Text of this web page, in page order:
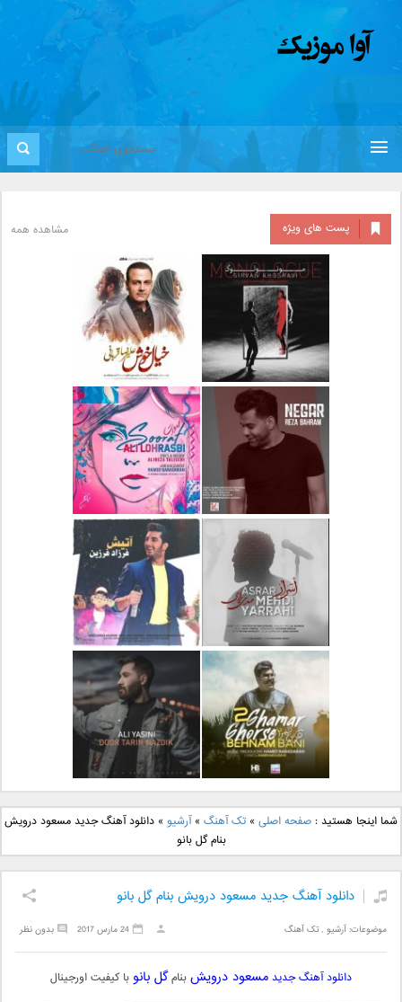
پست های ویژه مشاهده همه
دانلود آلبوم جدید سیروان
خسروی بنام مونولوگ
دانلود آهنگ جدید علیرضا
قربانی بنام خیال خوش
دانلود آهنگ جدید رضا
بهرام بنام نگار
دانلود آهنگ جدید علی
لهراسبی بنام صورت
دانلود آهنگ جدید مهدی
یراحی بنام اسرار
دانلود آهنگ جدید فرزاد
فرزین بنام آتیش
دانلود آهنگ جدید بهنام
بانی بنام قرص قمر 2
دانلود آهنگ جدید علی
یاسینی بنام دورترین نزدیک
شما اینجا هستید :صفحه اصلی »تک آهنگ »آرشیو »دانلود آهنگ جدید مسعود درویش
بنام گل بانو
دانلود آهنگ جدید مسعود درویش بنام گل بانو
موضوعات:آرشیو ,تک آهنگ بدون نظر 24 مارس 2017
دانلود آهنگ جدید مسعود درویشبنامگل بانوبا کیفیت اورجینال